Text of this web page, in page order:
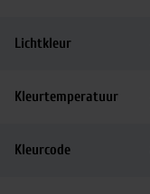
Lichtkleur
Kleurtemperatuur
Kleurcode